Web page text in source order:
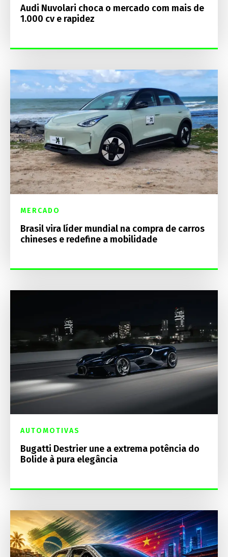
Audi Nuvolari choca o mercado com mais de
1.000 cv e rapidez
MERCADO
Brasil vira líder mundial na compra de carros
chineses e redefine a mobilidade
AUTOMOTIVAS
Bugatti Destrier une a extrema potência do
Bolide à pura elegância